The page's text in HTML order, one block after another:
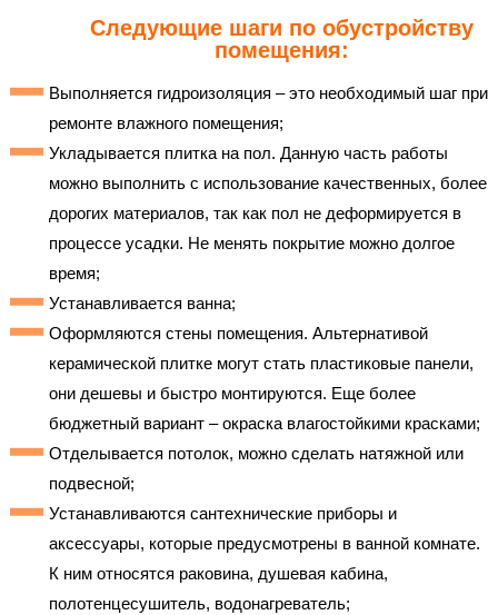
Следующие шаги по обустройству
помещения:
Выполняется гидроизоляция – это необходимый шаг при
ремонте влажного помещения;
Укладывается плитка на пол. Данную часть работы
можно выполнить с использование качественных, более
дорогих материалов, так как пол не деформируется в
процессе усадки. Не менять покрытие можно долгое
время;
Устанавливается ванна;
Оформляются стены помещения. Альтернативой
керамической плитке могут стать пластиковые панели,
они дешевы и быстро монтируются. Еще более
бюджетный вариант – окраска влагостойкими красками;
Отделывается потолок, можно сделать натяжной или
подвесной;
Устанавливаются сантехнические приборы и
аксессуары, которые предусмотрены в ванной комнате.
К ним относятся раковина, душевая кабина,
полотенцесушитель, водонагреватель;